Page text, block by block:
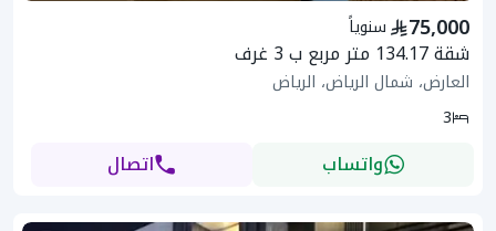
سنوياً 75,000
شقة 134.17 متر مربع ب 3 غرف
العارض، شمال الرياض، الرياض
3
واتساب اتصال